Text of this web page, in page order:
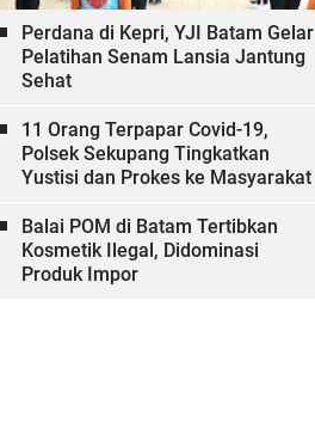
Perdana di Kepri, YJI Batam Gelar
Pelatihan Senam Lansia Jantung
Sehat
11 Orang Terpapar Covid-19,
Polsek Sekupang Tingkatkan
Yustisi dan Prokes ke Masyarakat
Balai POM di Batam Tertibkan
Kosmetik Ilegal, Didominasi
Produk Impor